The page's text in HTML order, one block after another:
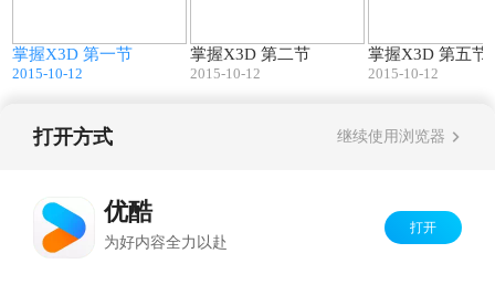
掌握X3D 第一节
2015-10-12
掌握X3D 第二节
2015-10-12
掌握X3D 第五节
2015-10-12
打开方式 继续使用浏览器
优酷
为好内容全力以赴
打开